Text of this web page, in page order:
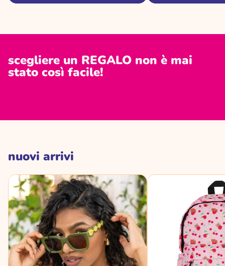
scegliere un REGALO non è mai
stato così facile!
nuovi arrivi